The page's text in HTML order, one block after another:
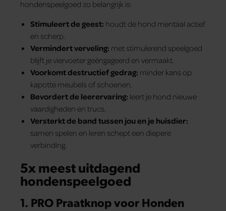
hondenspeelgoed zo belangrijk is:
Stimuleert de geest: houdt de hond mentaal actief
en scherp.
Vermindert verveling: met stimulerend speelgoed
blijft je viervoeter geëngageerd en vermaakt.
Voorkomt destructief gedrag: minder kans op
kapotte meubels of schoenen.
Bevordert de leerervaring: leert je hond nieuwe
vaardigheden en trucs.
Versterkt de band tussen jou en je huisdier:
samen spelen en leren schept een diepere
verbinding.
5x meest uitdagend
hondenspeelgoed
1. PRO Praatknop voor Honden